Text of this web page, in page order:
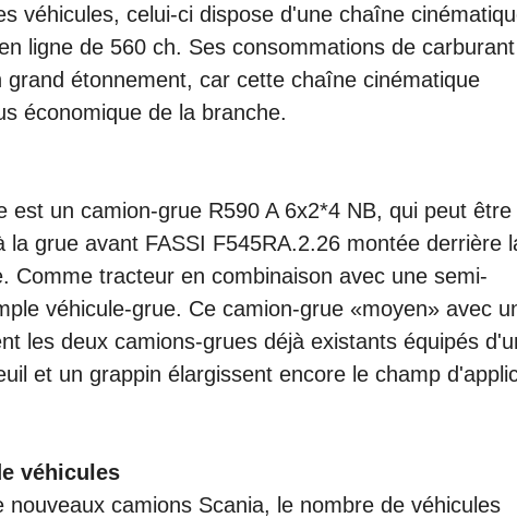
véhicules, celui-ci dispose d'une chaîne
ligne de 560 ch. Ses consommations de
étonnement, car cette chaîne cinématique
économique de la branche.
est un camion-grue R590 A 6x2*4 NB, qui peut être
grue avant FASSI F545RA.2.26 montée derrière
Comme tracteur en combinaison avec une semi-
véhicule-grue. Ce camion-grue «moyen» avec
les deux camions-grues déjà existants équipés
et un grappin élargissent encore le champ
véhicules
camions Scania, le nombre de véhicules